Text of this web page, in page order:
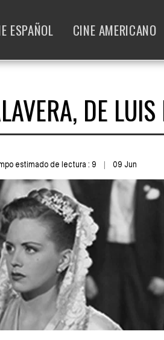
ESPAÑOL CINE AMERICANO
DE
estimado de lectura : 9 09 Jun